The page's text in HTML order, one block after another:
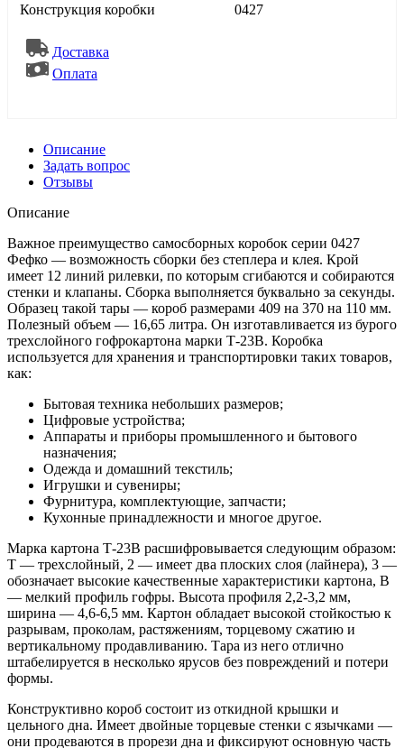
Конструкция коробки
0427
Доставка
Оплата
Описание
Задать вопрос
Отзывы
Описание
Важное преимущество самосборных коробок серии 0427
Фефко — возможность сборки без степлера и клея. Крой
имеет 12 линий рилевки, по которым сгибаются и собираются
стенки и клапаны. Сборка выполняется буквально за секунды.
Образец такой тары — короб размерами 409 на 370 на 110 мм.
Полезный объем — 16,65 литра. Он изготавливается из бурого
трехслойного гофрокартона марки Т-23В. Коробка
используется для хранения и транспортировки таких товаров,
как:
Бытовая техника небольших размеров;
Цифровые устройства;
Аппараты и приборы промышленного и бытового
назначения;
Одежда и домашний текстиль;
Игрушки и сувениры;
Фурнитура, комплектующие, запчасти;
Кухонные принадлежности и многое другое.
Марка картона Т-23В расшифровывается следующим образом:
Т — трехслойный, 2 — имеет два плоских слоя (лайнера), 3 —
обозначает высокие качественные характеристики картона, В
— мелкий профиль гофры. Высота профиля 2,2-3,2 мм,
ширина — 4,6-6,5 мм. Картон обладает высокой стойкостью к
разрывам, проколам, растяжениям, торцевому сжатию и
вертикальному продавливанию. Тара из него отлично
штабелируется в несколько ярусов без повреждений и потери
формы.
Конструктивно короб состоит из откидной крышки и
цельного дна. Имеет двойные торцевые стенки с язычками —
они продеваются в прорези дна и фиксируют основную часть